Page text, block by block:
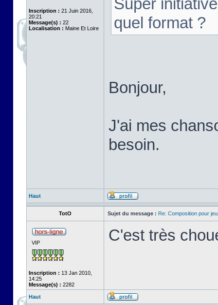
Inscription : 21 Juin 2016,
20:21
Message(s) : 22
Localisation : Maine Et Loire
Super
quel format ?
Bonjour,
J'ai mes
besoin.
Haut
TotO Sujet du message : Re: Composition pour
VIP
Inscription : 13 Jan 2010,
14:25
Message(s) : 2282
C'est très
Haut